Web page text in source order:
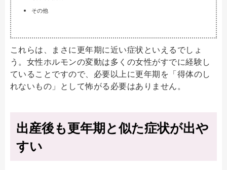
その他
これらは、まさに更年期に近い症状といえるでしょ
う。女性ホルモンの変動は多くの女性がすでに経験し
ていることですので、必要以上に更年期を「得体のし
れないもの」として怖がる必要はありません。
出産後も更年期と似た症状が出や
すい